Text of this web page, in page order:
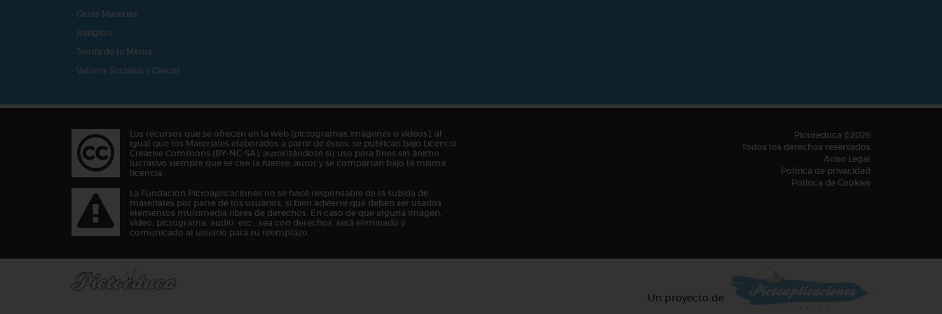
- Otras Materias
- Religión
- Teoría de la Mente
- Valores Sociales y Cívicos
Los recursos que se ofrecen en la web (pictogramas,imágenes o vídeos), al
igual que los Materiales elaborados a partir de éstos, se publican bajo Licencia
Creative Commons (BY-NC-SA), autorizándose su uso para fines sin ánimo
lucrativo siempre que se cite la fuente, autor y se compartan bajo la misma
licencia.
La Fundación Pictoaplicaciones no se hace responsable de la subida de
materiales por parte de los usuarios, si bien advierte que deben ser usados
elementos multimedia libres de derechos. En caso de que alguna imagen,
vídeo, pictograma, audio, etc… sea con derechos, será eliminado y
comunicado al usuario para su reemplazo.
Pictoeduca ©2026
Todos los derechos reservados
Aviso Legal
Política de privacidad
Política de Cookies
Un proyecto de